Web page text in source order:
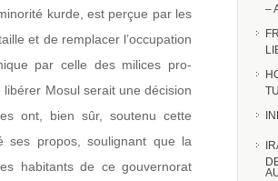
kurde, est perçue par les
et de remplacer l’occupation
par celle des milices pro-
Mosul serait une décision
ont, bien sûr, soutenu cette
ses propos, soulignant que la
habitants de ce gouvernorat
–